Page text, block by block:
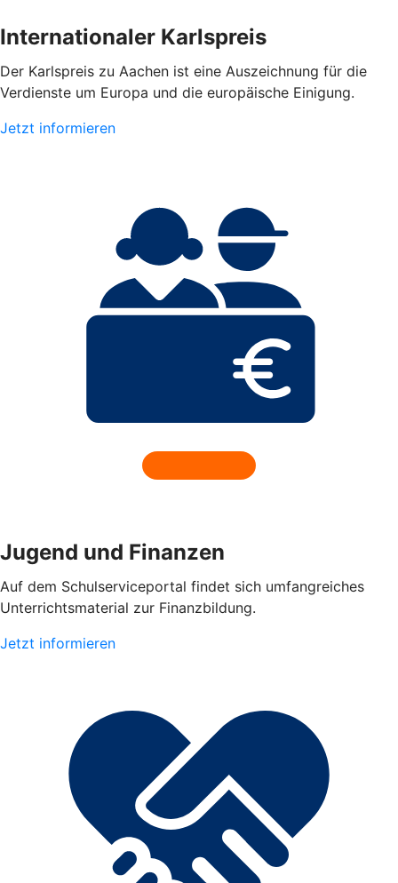
Internationaler Karlspreis
Der Karlspreis zu Aachen ist eine Auszeichnung für die
Verdienste um Europa und die europäische Einigung.
Jetzt informieren
Jugend und Finanzen
Auf dem Schulserviceportal findet sich umfangreiches
Unterrichtsmaterial zur Finanzbildung.
Jetzt informieren